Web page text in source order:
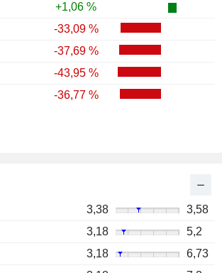
+1,06 %
-33,09 %
-37,69 %
-43,95 %
-36,77 %
3,38
3,58
3,18
5,2
3,18
6,73